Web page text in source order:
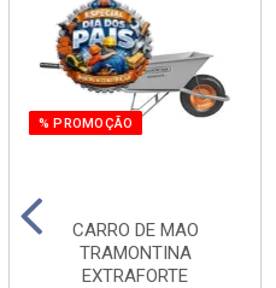
% PROMOÇÃO
CARRO DE MAO
TRAMONTINA
EXTRAFORTE